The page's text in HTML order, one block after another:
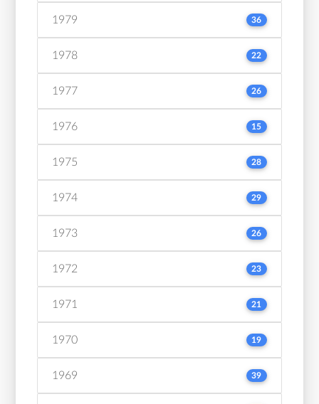
1979 36
1978 22
1977 26
1976 15
1975 28
1974 29
1973 26
1972 23
1971 21
1970 19
1969 39